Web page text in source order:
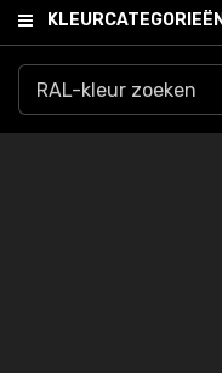
KLEURCATEGORIEËN